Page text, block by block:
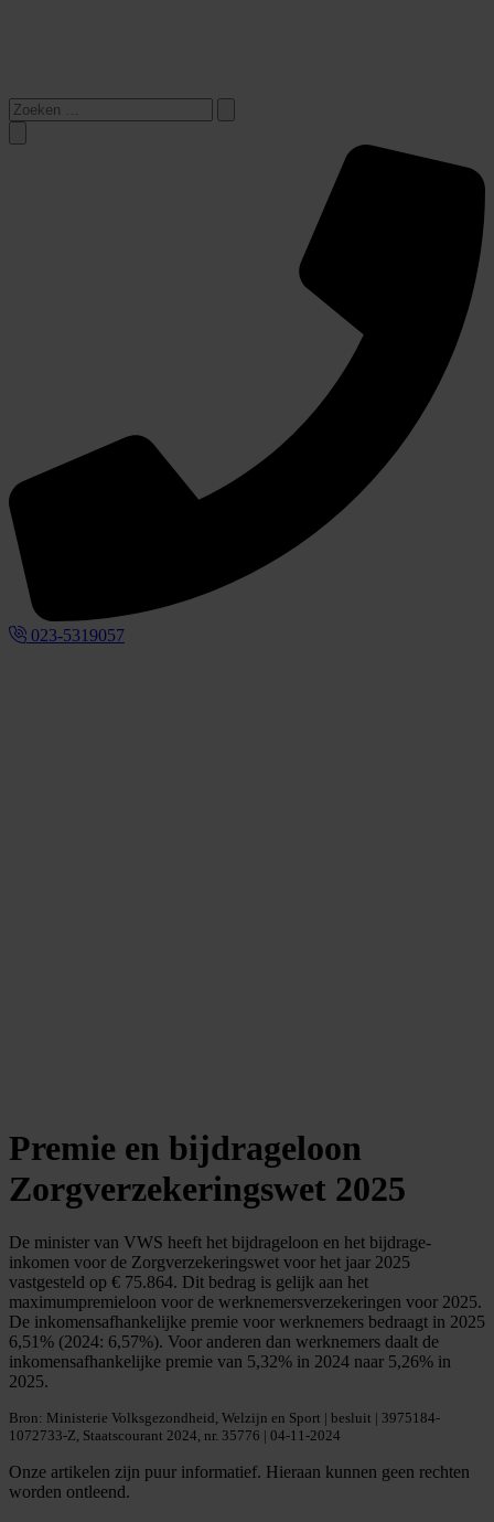
023-5319057
Premie en bijdrageloon
Zorgverzekeringswet 2025
De minister van VWS heeft het bijdrageloon en het bijdrage-
inkomen voor de Zorgverzekeringswet voor het jaar 2025
vastgesteld op € 75.864. Dit bedrag is gelijk aan het
maximumpremieloon voor de werknemersverzekeringen voor 2025.
De inkomensafhankelijke premie voor werknemers bedraagt in 2025
6,51% (2024: 6,57%). Voor anderen dan werknemers daalt de
inkomensafhankelijke premie van 5,32% in 2024 naar 5,26% in
2025.
Bron: Ministerie Volksgezondheid, Welzijn en Sport | besluit | 3975184-
1072733-Z, Staatscourant 2024, nr. 35776 | 04-11-2024
Onze artikelen zijn puur informatief. Hieraan kunnen geen rechten
worden ontleend.